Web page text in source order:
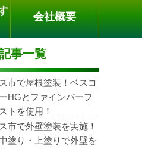
会社概要
事一覧
市で屋根塗装！ベスコ
HGとファインパーフ
トを使用！
市で外壁塗装を実施！
塗り・上塗りで外壁を